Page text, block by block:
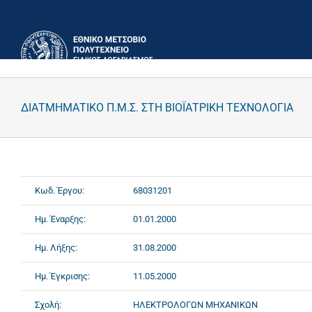
περιεχόμενο
ΔΙΑΤΜΗΜΑΤΙΚΟ Π.Μ.Σ. ΣΤΗ ΒΙΟΪΑΤΡΙΚΗ ΤΕΧΝΟΛΟΓΙΑ
Κωδ. Έργου: 68031201
Ημ. Έναρξης: 01.01.2000
Ημ. Λήξης: 31.08.2000
Ημ. Έγκρισης: 11.05.2000
Σχολή: ΗΛΕΚΤΡΟΛΟΓΩΝ ΜΗΧΑΝΙΚΩΝ